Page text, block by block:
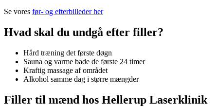
Se vores før- og efterbilleder her
Hvad skal du undgå efter filler?
Hård træning det første døgn
Sauna og varme bade de første 24 timer
Kraftig massage af området
Alkohol samme dag i større mængder
Filler til mænd hos Hellerup Laserklinik